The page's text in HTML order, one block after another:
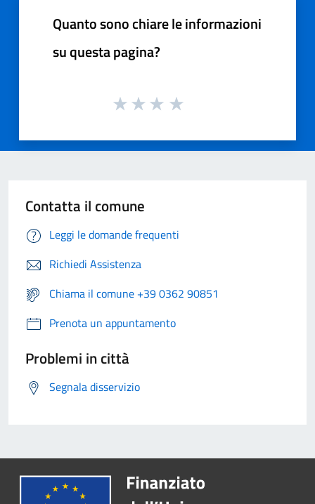
Quanto sono chiare le informazioni
su questa pagina?
Contatta il comune
Leggi le domande frequenti
Richiedi Assistenza
Chiama il comune +39 0362 90851
Prenota un appuntamento
Problemi in città
Segnala disservizio